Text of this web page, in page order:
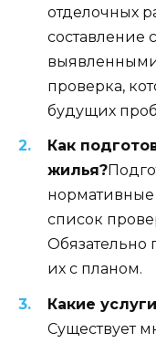
отделочных
составление
проверка,
будущих
Как
жилья?
нормативные
список
Обязательно
их с планом.
Какие
Существует